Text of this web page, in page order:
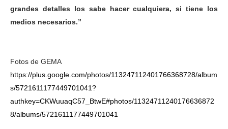
grandes detalles los sabe hacer cualquiera, si tiene los
medios necesarios.”
Fotos de GEMA
https://plus.google.com/photos/113247112401766368728/album
s/5721611177449701041?
authkey=CKWuuaqC57_BtwE#photos/11324711240176636872
8/albums/5721611177449701041